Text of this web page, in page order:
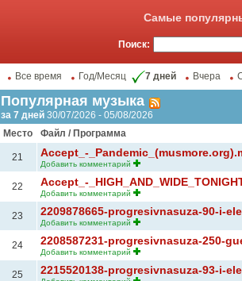
Самые
Поиск:
Все время Год/Месяц 7 дней Вчера
Популярная музыка
за 7 дней 30/07/2026 - 05/08/2026
Место
Файл / Программа
21 Accept_-
Добавить комментарий
22 Accept_-
Добавить комментарий
23 2209878665-progresivnasuza-90-i-
Добавить комментарий
24 2208587231-progresivnasuza-250-
Добавить комментарий
25 2215520138-progresivnasuza-93-i-